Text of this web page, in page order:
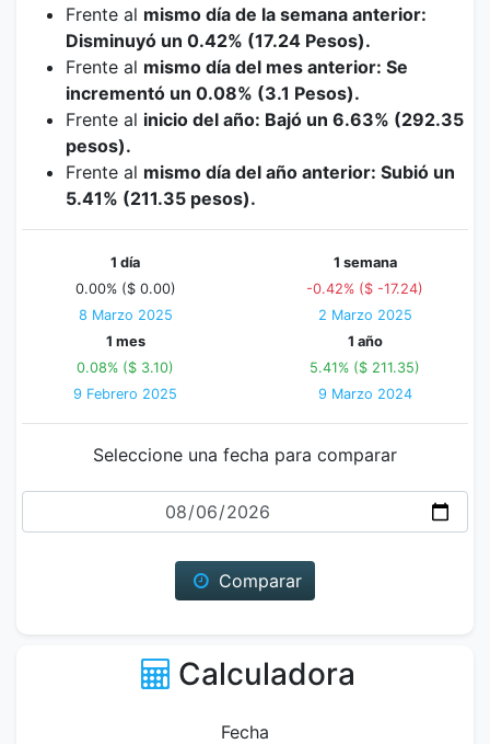
Frente al mismo día de la semana anterior:
Disminuyó un 0.42% (17.24 Pesos).
Frente al mismo día del mes anterior: Se
incrementó un 0.08% (3.1 Pesos).
Frente al inicio del año: Bajó un 6.63% (292.35
pesos).
Frente al mismo día del año anterior: Subió un
5.41% (211.35 pesos).
1 día
0.00% ($ 0.00)
8 Marzo 2025
1 semana
-0.42% ($ -17.24)
2 Marzo 2025
1 mes
0.08% ($ 3.10)
9 Febrero 2025
1 año
5.41% ($ 211.35)
9 Marzo 2024
Seleccione una fecha para comparar
Fecha
Comparar
Calculadora
Fecha